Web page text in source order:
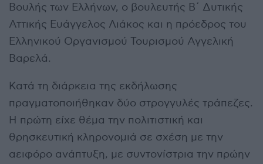
Βουλής των Ελλήνων, ο βουλευτής Β΄ Δυτικής
Αττικής Ευάγγελος Λιάκος και η πρόεδρος του
Ελληνικού Οργανισμού Τουρισμού Αγγελική
Βαρελά.
Κατά τη διάρκεια της εκδήλωσης
πραγματοποιήθηκαν δύο στρογγυλές τράπεζες.
Η πρώτη είχε θέμα την πολιτιστική και
θρησκευτική κληρονομιά σε σχέση με την
αειφόρο ανάπτυξη, με συντονίστρια την πρώην